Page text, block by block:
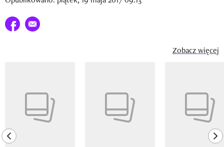
Udostępnij na facebook
E-mail do przyjaciela
Zobacz więcej
previous element